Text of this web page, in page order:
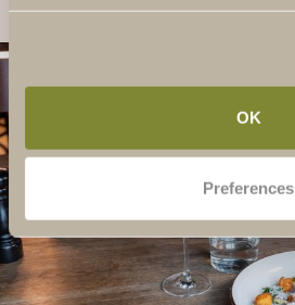
OK
Preferences